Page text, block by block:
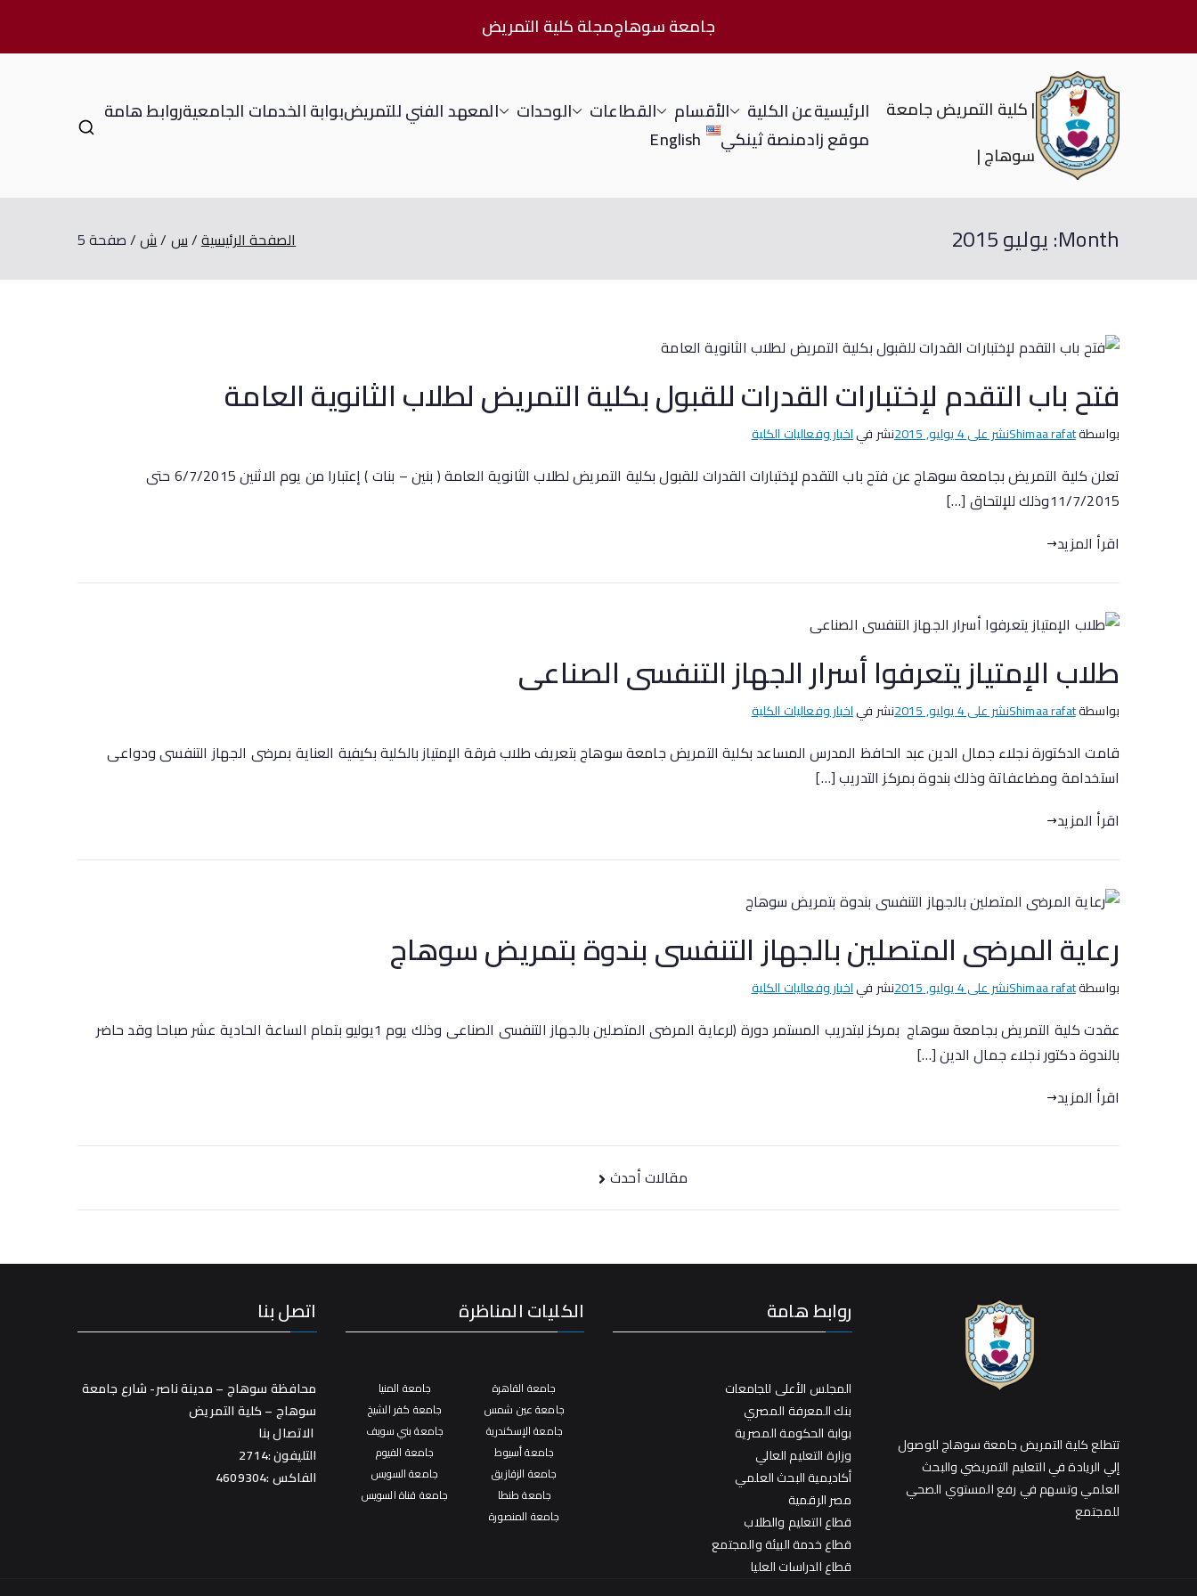
جامعة سوهاجمجلة كلية التمريض
| كلية التمريض جامعة
سوهاج |
الرئيسيةعن الكلية الأقسام القطاعات الوحدات المعهد الفني للتمريضبوابة الخدمات الجامعيةروابط هامة
موقع زادمنصة ثينكي English
Month: يوليو 2015 الصفحة الرئيسية س ش صفحة 5
فتح باب التقدم لإختبارات القدرات للقبول بكلية التمريض لطلاب الثانوية العامة
بواسطةShimaa rafatنشر على4 يوليو, 2015 نشر فياخبار وفعاليات الكلية
تعلن كلية التمريض بجامعة سوهاج عن فتح باب التقدم لإختبارات القدرات للقبول بكلية التمريض لطلاب الثانوية العامة ( بنين – بنات ) إعتبارا من يوم الاثنين 6/7/2015 حتى
11/7/2015وذلك للإلتحاق […]
اقرأ المزيد
طلاب الإمتياز يتعرفوا أسرار الجهاز التنفسى الصناعى
بواسطةShimaa rafatنشر على4 يوليو, 2015 نشر فياخبار وفعاليات الكلية
قامت الدكتورة نجلاء جمال الدين عبد الحافظ المدرس المساعد بكلية التمريض جامعة سوهاج بتعريف طلاب فرقة الإمتياز بالكلية بكيفية العناية بمرضى الجهاز التنفسى ودواعى
استخدامة ومضاعفاتة وذلك بندوة بمركز التدريب […]
اقرأ المزيد
رعاية المرضى المتصلين بالجهاز التنفسى بندوة بتمريض سوهاج
بواسطةShimaa rafatنشر على4 يوليو, 2015 نشر فياخبار وفعاليات الكلية
عقدت كلية التمريض بجامعة سوهاج بمركز لبتدريب المستمر دورة (لرعاية المرضى المتصلين بالجهاز التنفسى الصناعى وذلك يوم 1يوليو بتمام الساعة الحادية عشر صباحا وقد حاضر
بالندوة دكتور نجلاء جمال الدين […]
اقرأ المزيد
مقالات أحدث
تتطلع كلية التمريض جامعة سوهاج للوصول
إلي الريادة في التعليم التمريضي والبحث
العلمي وتسهم في رفع المستوي الصحي
للمجتمع
روابط هامة
المجلس الأعلى للجامعات
بنك المعرفة المصري
بوابة الحكومة المصرية
وزارة التعليم العالي
أكاديمية البحث العلمي
مصر الرقمية
قطاع التعليم والطلاب
قطاع خدمة البيئة والمجتمع
قطاع الدراسات العليا
الكليات المناظرة
جامعة القاهرة
جامعة عين شمس
جامعة الإسكندرية
جامعة أسيوط
جامعة الزقازيق
جامعة طنطا
جامعة المنصورة
جامعة المنيا
جامعة كفر الشيخ
جامعة بني سويف
جامعة الفيوم
جامعة السويس
جامعة قناة السويس
اتصل بنا
محافظة سوهاج – مدينة ناصر- شارع جامعة
سوهاج – كلية التمريض
الاتصال بنا
التليفون :2714
الفاكس :4609304